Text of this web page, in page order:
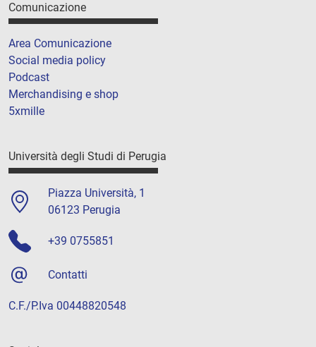
Comunicazione
Area Comunicazione
Social media policy
Podcast
Merchandising e shop
5xmille
Università degli Studi di Perugia
Piazza Università, 1
06123 Perugia
+39 0755851
Contatti
C.F./P.Iva 00448820548